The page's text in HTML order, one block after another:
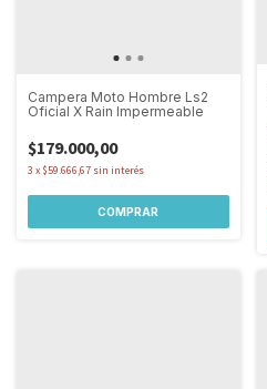
Campera Moto Hombre Ls2
Oficial X Rain Impermeable
$179.000,00
3 x $59.666,67 sin interés
COMPRAR